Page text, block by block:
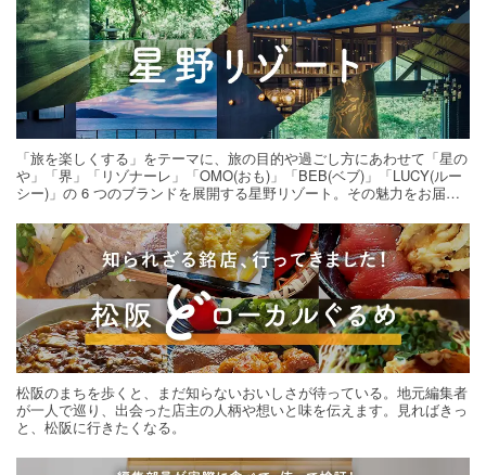
「旅を楽しくする」をテーマに、旅の目的や過ごし方にあわせて「星の
や」「界」「リゾナーレ」「OMO(おも)」「BEB(ベブ)」「LUCY(ルー
シー)」の 6 つのブランドを展開する星野リゾート。その魅力をお届け
松阪のまちを歩くと、まだ知らないおいしさが待っている。地元編集者
が一人で巡り、出会った店主の人柄や想いと味を伝えます。見ればきっ
と、松阪に行きたくなる。